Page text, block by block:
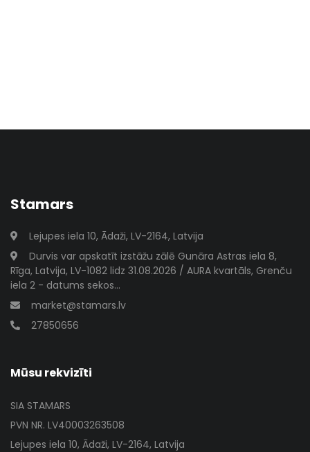
Stamars
Lejupes iela 10, Ādaži, LV-2164, Latvija
Durvis var apskatīt izstāžu zālē Gunāra Astras iela 8,
Rīga, Latvija, LV-1082 lidz 31.08.2026 / AURA kvartāls, Grenču
iela 2 - datums sekos...
market@stamars.lv
27850656
Mūsu rekvizīti
SIA STAMARS
PVN NR. LV40003263508
Lejupes iela 10, Ādaži, LV-2164, Latvija